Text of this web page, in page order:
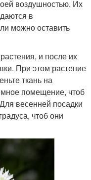
воздушностью. Их
в
можно оставить
и после их
При этом растение
ткань на
помещение, чтоб
весенней посадки
чтоб они